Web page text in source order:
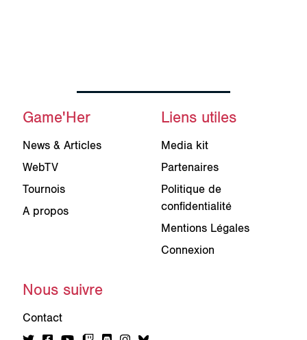
Game'Her
News & Articles
WebTV
Tournois
A propos
Liens utiles
Media kit
Partenaires
Politique de
confidentialité
Mentions Légales
Connexion
Nous suivre
Contact